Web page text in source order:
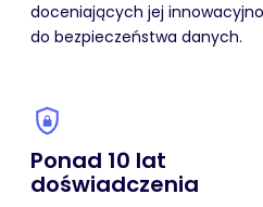
doceniających jej
do bezpieczeństwa danych.
Ponad 10 lat
doświadczenia